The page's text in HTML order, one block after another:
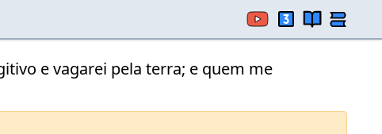
e vagarei pela terra; e quem me